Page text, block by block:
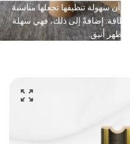
سهولة تنظيفها تجعلها مناسبة
إضافةً إلى ذلك، فهي سهلة
بمظهر أنيق.